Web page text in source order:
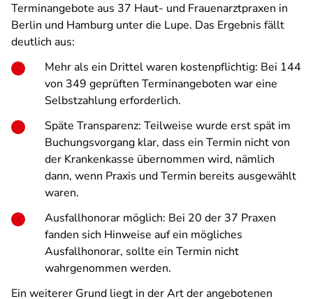
Terminangebote aus 37 Haut- und Frauenarztpraxen in
Berlin und Hamburg unter die Lupe. Das Ergebnis fällt
deutlich aus:
Mehr als ein Drittel waren kostenpflichtig: Bei 144
von 349 geprüften Terminangeboten war eine
Selbstzahlung erforderlich.
Späte Transparenz: Teilweise wurde erst spät im
Buchungsvorgang klar, dass ein Termin nicht von
der Krankenkasse übernommen wird, nämlich
dann, wenn Praxis und Termin bereits ausgewählt
waren.
Ausfallhonorar möglich: Bei 20 der 37 Praxen
fanden sich Hinweise auf ein mögliches
Ausfallhonorar, sollte ein Termin nicht
wahrgenommen werden.
Ein weiterer Grund liegt in der Art der angebotenen